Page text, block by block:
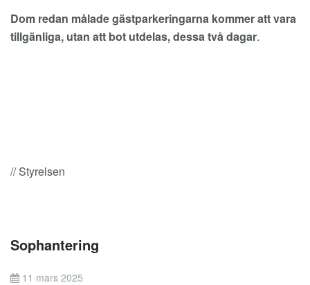
Dom redan målade gästparkeringarna kommer att vara
tillgänliga, utan att bot utdelas, dessa två dagar.
// Styrelsen
Sophantering
11 mars 2025